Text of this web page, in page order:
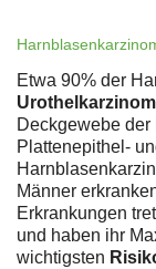
Etwa 90% der
Deckgewebe
Plattenepithel-
Männer
Erkrankungen
und haben ihr
wichtigsten